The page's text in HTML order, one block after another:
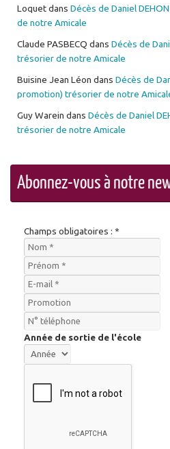
Loquetdans Décès de Daniel
de notre Amicale
Claude PASBECQ dans Décès de
trésorier de notre Amicale
Buisine Jean Léon dans Décès de
promotion) trésorier de notre
Guy Warein dans Décès de Daniel
trésorier de notre Amicale
Abonnez-vous à notre
Champs obligatoires : *
Année de sortie de l'école